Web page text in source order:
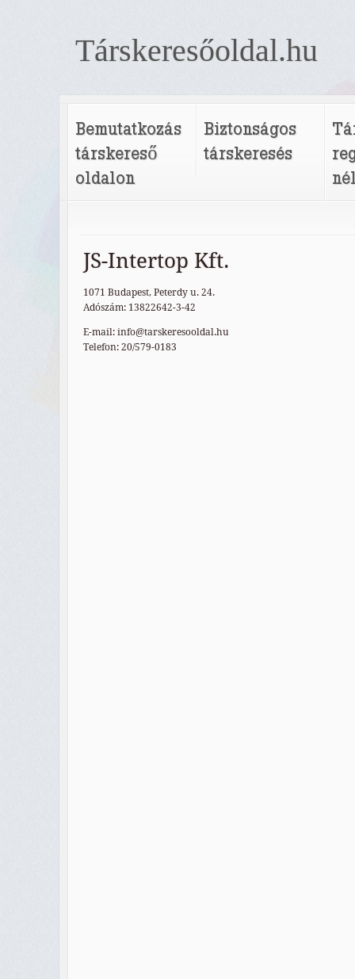
Társkeresőoldal.hu
Bemutatkozás
társkereső
oldalon
Biztonságos
társkeresés
JS-Intertop Kft.
1071 Budapest, Peterdy u. 24.
Adószám: 13822642-3-42
E-mail: info@tarskeresooldal.hu
Telefon: 20/579-0183